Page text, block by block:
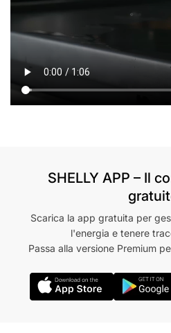
SHELLY APP – Il
Scarica la app gratuita per
l'energia e tenere
Passa alla versione Premium